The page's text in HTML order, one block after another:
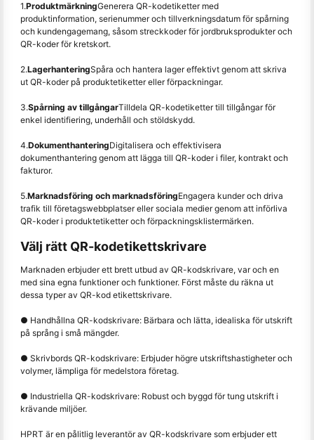
1.ProduktmärkningGenerera QR-kodetiketter med
produktinformation, serienummer och tillverkningsdatum för spårning
och kundengagemang, såsom streckkoder för jordbruksprodukter och
QR-koder för kretskort.
2.LagerhanteringSpåra och hantera lager effektivt genom att skriva
ut QR-koder på produktetiketter eller förpackningar.
3.Spårning av tillgångarTilldela QR-kodetiketter till tillgångar för
enkel identifiering, underhåll och stöldskydd.
4.DokumenthanteringDigitalisera och effektivisera
dokumenthantering genom att lägga till QR-koder i filer, kontrakt och
fakturor.
5.Marknadsföring och marknadsföringEngagera kunder och driva
trafik till företagswebbplatser eller sociala medier genom att införliva
QR-koder i produktetiketter och förpackningsklistermärken.
Välj rätt QR-kodetikettskrivare
Marknaden erbjuder ett brett utbud av QR-kodskrivare, var och en
med sina egna funktioner och funktioner. Först måste du räkna ut
dessa typer av QR-kod etikettskrivare.
● Handhållna QR-kodskrivare: Bärbara och lätta, idealiska för utskrift
på språng i små mängder.
● Skrivbords QR-kodskrivare: Erbjuder högre utskriftshastigheter och
volymer, lämpliga för medelstora företag.
● Industriella QR-kodskrivare: Robust och byggd för tung utskrift i
krävande miljöer.
HPRT är en pålitlig leverantör av QR-kodskrivare som erbjuder ett